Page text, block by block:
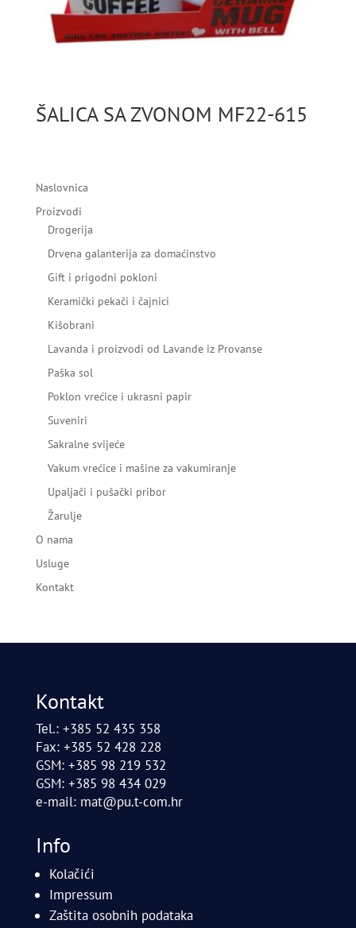
ŠALICA SA ZVONOM MF22-615
Naslovnica
Proizvodi
Drogerija
Drvena galanterija za domaćinstvo
Gift i prigodni pokloni
Keramički pekači i čajnici
Kišobrani
Lavanda i proizvodi od Lavande iz Provanse
Paška sol
Poklon vrećice i ukrasni papir
Suveniri
Sakralne svijeće
Vakum vrećice i mašine za vakumiranje
Upaljači i pušački pribor
Žarulje
O nama
Usluge
Kontakt
Kontakt
Tel.: +385 52 435 358
Fax: +385 52 428 228
GSM: +385 98 219 532
GSM: +385 98 434 029
e-mail: mat@pu.t-com.hr
Info
Kolačići
Impressum
Zaštita osobnih podataka